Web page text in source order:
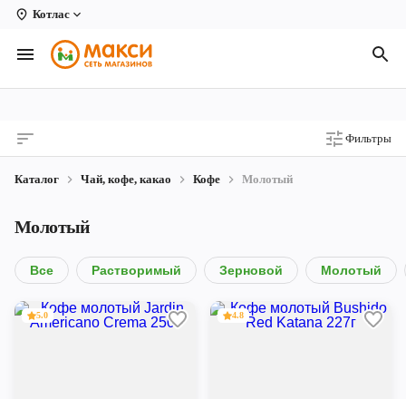
Котлас
Вологда
Архангельск
Киров
Коряжма
Котлас
Новодвинск
Фильтры
Каталог Чай, кофе, какао Кофе Молотый
Молотый
Все Растворимый Зерновой Молотый
5.0 4.8